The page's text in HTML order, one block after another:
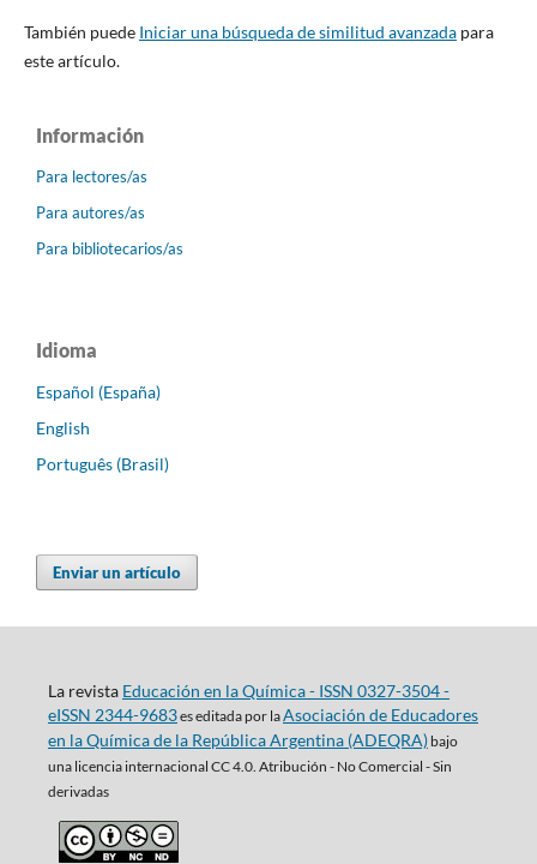
También puede Iniciar una búsqueda de similitud avanzadapara
este artículo.
Información
Para lectores/as
Para autores/as
Para bibliotecarios/as
Idioma
Español (España)
English
Português (Brasil)
Enviar un artículo
La revista Educación en la Química - ISSN 0327-3504 -
eISSN 2344-9683es editada por laAsociación de Educadores
en la Química de la República Argentina (ADEQRA)bajo
una licencia internacional CC 4.0. Atribución - No Comercial - Sin
derivadas